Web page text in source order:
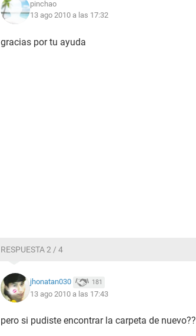
pinchao
13 ago 2010 a las 17:32
gracias por tu ayuda
RESPUESTA 2 / 4
jhonatan030 181
13 ago 2010 a las 17:43
pero si pudiste encontrar la carpeta de nuevo??